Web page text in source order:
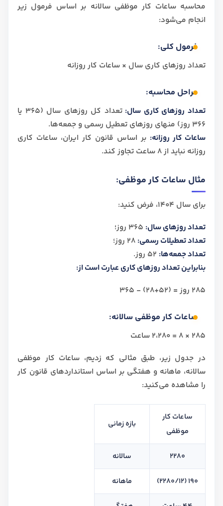
محاسبه ساعات کار موظفی سالانه بر اساس فرمول زیر
انجام می‌شود:
فرمول کلی:
تعداد روزهای کاری سال × ساعات کار روزانه
مراحل محاسبه:
تعداد روزهای کاری سال:
تعداد کل روزهای سال (365 یا
366 روز) منهای روزهای تعطیل رسمی و جمعه‌ها.
ساعات کار روزانه: بر اساس قانون کار ایران، ساعات کاری
روزانه نباید از 8 ساعت تجاوز کند.
مثال ساعات کار موظفی:
برای سال 1404، فرض کنید:
تعداد روزهای سال:
تعداد تعطیلات رسمی:
تعداد جمعه‌ها:
بنابراین تعداد روزهای کاری عبارت است از:
285 روز = (52+28) - 365
ساعات کار موظفی سالانه:
285 × 8 = 2،280 ساعت
در جدول زیر، طبق مثالی که زدیم، ساعات کار موظفی
سالانه، ماهانه و هفتگی بر اساس استانداردهای قانون کار
را مشاهده می‌کنید:
ساعات کار
موظفی
بازه زمانی
2280 سالانه
190 (2280/12) ماهانه